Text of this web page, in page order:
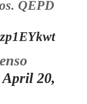
QEPD
April 20,